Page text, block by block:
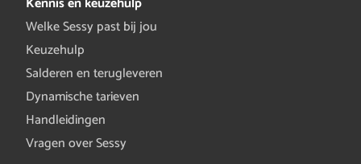
Welke Sessy past bij jou
Keuzehulp
Salderen en terugleveren
Dynamische tarieven
Handleidingen
Vragen over Sessy